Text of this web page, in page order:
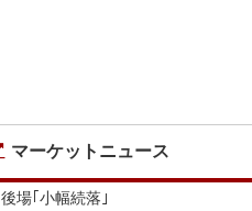
マーケットニュース
後場｢小幅続落｣